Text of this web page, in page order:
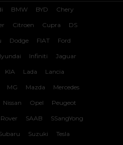
BMW BYD Chery
Citroen Cupra DS
Dodge FIAT Ford
Infiniti Jaguar
KIA Lada Lancia
MG Mazda Mercedes
Nissan Opel Peugeot
Rover SAAB SSangYong
Suzuki Tesla